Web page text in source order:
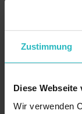
Zustimmung
Diese Webseite
Wir verwenden